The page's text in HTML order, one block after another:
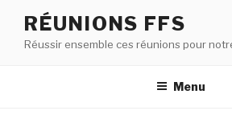
RÉUNIONS FFS
Réussir ensemble ces réunions pour
Menu